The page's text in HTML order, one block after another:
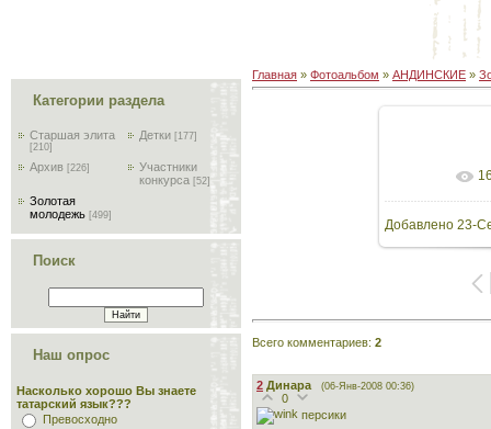
Категории раздела
Старшая элита
[210]
Детки [177]
Архив [226]
Участники
конкурса [52]
Золотая
молодежь [499]
Поиск
Наш опрос
Насколько хорошо Вы знаете
татарский язык???
Превосходно
Главная » Фотоальбом » АНДИНСКИЕ »
В
Добавлено23-
Всего комментариев: 2
2 Динара (06-Янв-2008 00:36)
0
персики